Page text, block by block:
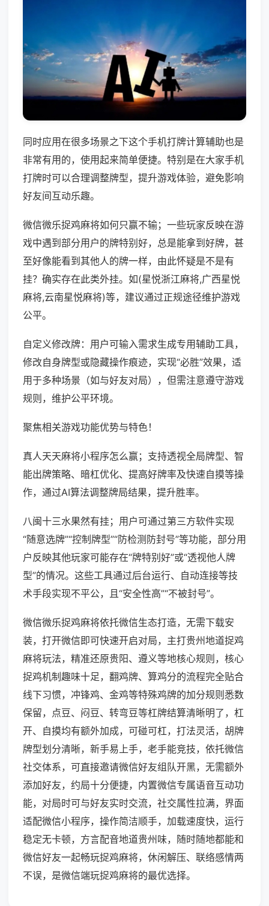
同时应用在很多场景之下这个手机打牌计算辅助也是
非常有用的，使用起来简单便捷。特别是在大家手机
打牌时可以合理调整牌型，提升游戏体验，避免影响
好友间互动乐趣。
微信微乐捉鸡麻将如何只赢不输；一些玩家反映在游
戏中遇到部分用户的牌特别好，总是能拿到好牌，甚
至好像能看到其他人的牌一样，由此怀疑是不是有
挂？确实存在此类外挂。如(星悦浙江麻将,广西星悦
麻将,云南星悦麻将)等，建议通过正规途径维护游戏
公平。
自定义修改牌：用户可输入需求生成专用辅助工具，
修改自身牌型或隐藏操作痕迹，实现“必胜”效果，适
用于多种场景（如与好友对局），但需注意遵守游戏
规则，维护公平环境。
聚焦相关游戏功能优势与特色！
真人天天麻将小程序怎么赢；支持透视全局牌型、智
能出牌策略、暗杠优化、提高好牌率及快速自摸等操
作，通过AI算法调整牌局结果，提升胜率。
八闽十三水果然有挂；用户可通过第三方软件实现
“随意选牌”“控制牌型”“防检测防封号”等功能，部分用
户反映其他玩家可能存在“牌特别好”或“透视他人牌
型”的情况。这些工具通过后台运行、自动连接等技
术手段实现不平公，且“安全性高”“不被封号”。
微信微乐捉鸡麻将依托微信生态打造，无需下载安
装，打开微信即可快速开启对局，主打贵州地道捉鸡
麻将玩法，精准还原贵阳、遵义等地核心规则，核心
捉鸡机制趣味十足，翻鸡牌、算鸡分的流程完全贴合
线下习惯，冲锋鸡、金鸡等特殊鸡牌的加分规则悉数
保留，点豆、闷豆、转弯豆等杠牌结算清晰明了，杠
开、自摸均有额外加成，可碰可杠，打法灵活，胡牌
牌型划分清晰，新手易上手，老手能竞技，依托微信
社交体系，可直接邀请微信好友组队开黑，无需额外
添加好友，约局十分便捷，内置微信专属语音互动功
能，对局时可与好友实时交流，社交属性拉满，界面
适配微信小程序，操作简洁顺手，加载速度快，运行
稳定无卡顿，方言配音地道贵州味，随时随地都能和
微信好友一起畅玩捉鸡麻将，休闲解压、联络感情两
不误，是微信端玩捉鸡麻将的最优选择。